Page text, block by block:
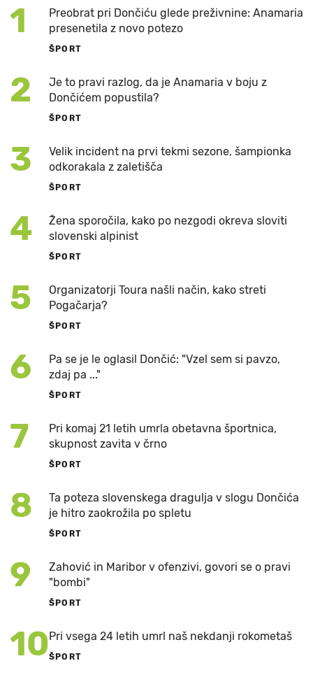
1
Preobrat pri Dončiću glede preživnine: Anamaria
presenetila z novo potezo
ŠPORT
2
Je to pravi razlog, da je Anamaria v boju z
Dončićem popustila?
ŠPORT
3
Velik incident na prvi tekmi sezone, šampionka
odkorakala z zaletišča
ŠPORT
4
Žena sporočila, kako po nezgodi okreva sloviti
slovenski alpinist
ŠPORT
5
Organizatorji Toura našli način, kako streti
Pogačarja?
ŠPORT
6
Pa se je le oglasil Dončić: "Vzel sem si pavzo,
zdaj pa ..."
ŠPORT
7
Pri komaj 21 letih umrla obetavna športnica,
skupnost zavita v črno
ŠPORT
8
Ta poteza slovenskega dragulja v slogu Dončića
je hitro zaokrožila po spletu
ŠPORT
9
Zahović in Maribor v ofenzivi, govori se o pravi
"bombi"
ŠPORT
10Pri vsega 24 letih umrl naš nekdanji rokometaš
ŠPORT